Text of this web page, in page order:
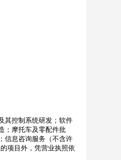
其控制系统研发；软件
；摩托车及零配件批
信息咨询服务（不含许
项目外，凭营业执照依